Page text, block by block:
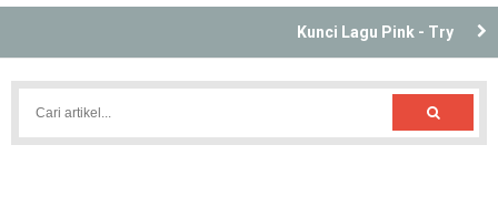
Kunci Lagu Pink - Try